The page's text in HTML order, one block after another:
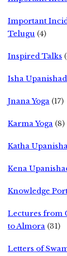
Important
Telugu (4)
Inspired Talks
Isha Upanishad
Jnana Yoga (17)
Karma Yoga (8)
Katha
Kena
Knowledge
Lectures from
to Almora (31)
Letters of